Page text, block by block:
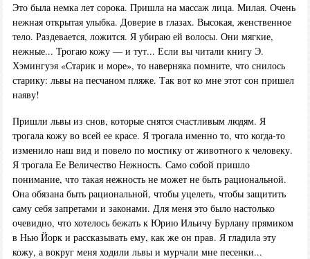
Это была немка лет сорока. Пришла на массаж лица. Милая. Очень
нежная открытая улыбка. Доверие в глазах. Высокая, женственное
тело. Раздевается, ложится. Я убираю ей волосы. Они мягкие,
нежные... Трогаю кожу — и тут... Если вы читали книгу Э.
Хэмингуэя «Старик и море», то наверняка помните, что снилось
старику: львы на песчаном пляже. Так вот ко мне этот сон пришел
наяву!
Пришли львы из снов, которые снятся счастливым людям. Я
трогала кожу во всей ее красе. Я трогала именно то, что когда-то
изменило наш вид и повело по мостику от животного к человеку.
Я трогала Ее Величество Нежность. Само собой пришло
понимание, что такая нежность не может не быть рациональной.
Она обязана быть рациональной, чтобы уцелеть, чтобы защитить
саму себя запретами и законами. Для меня это было настолько
очевидно, что хотелось бежать к Юрию Ильичу Бурлану прямиком
в Нью Йорк и рассказывать ему, как же он прав. Я гладила эту
кожу, а вокруг меня ходили львы и мурчали мне песенки...